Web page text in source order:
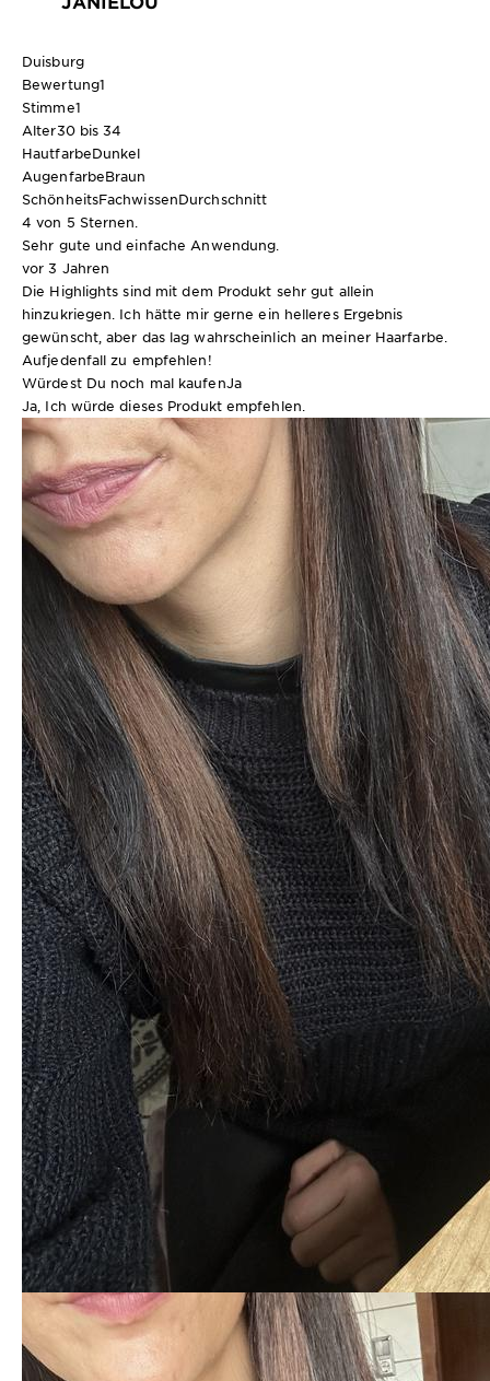
Duisburg
Bewertung1
Stimme1
Alter30 bis 34
HautfarbeDunkel
AugenfarbeBraun
SchönheitsFachwissenDurchschnitt
4 von 5 Sternen.
Sehr gute und einfache Anwendung.
vor 3 Jahren
Die Highlights sind mit dem Produkt sehr gut allein
hinzukriegen. Ich hätte mir gerne ein helleres Ergebnis
gewünscht, aber das lag wahrscheinlich an meiner Haarfarbe.
Aufjedenfall zu empfehlen!
Würdest Du noch mal kaufenJa
Ja, Ich würde dieses Produkt empfehlen.